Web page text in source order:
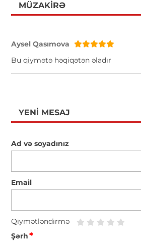
MÜZAKIRƏ
Aysel Qasımova
Bu qiymətə həqiqətən əladır
YENI MESAJ
Ad və soyadınız
Email
Qiymətləndirmə
Şərh*